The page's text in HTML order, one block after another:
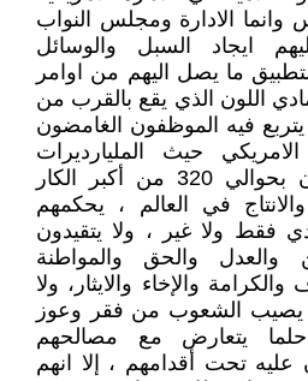
وانما الادارة ومجلس النواب
ايجاد السبل والوسائل
ما يصل اليهم من اوامر
اللون الذي يقع بالقرب من
يتربع فيه الموظفون الغامضون
حيث المليارديرات
الامريكان الذين يتحكمون بحوالي 320 من أكبر الكار
في العالم ، يحكمهم
فقط ولا غير ، ولا يتقيدون
والعدل والحق والمواطنة
والإخاء والايثار، ولا
يصيب الشعوب من فقر وعوز
حلما يتعارض مع مصالحهم
عليه تحت أقدامهم ، إلا انهم